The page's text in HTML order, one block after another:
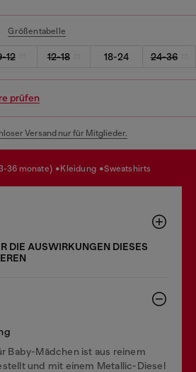
Größentabelle
12 12-18 18-24 24-36
prüfen
Versand nur für Mitglieder.
36 monate) kleidung sweatshirts
DIE AUSWIRKUNGEN DIESES
Baby-Mädchen ist aus reinem
und mit einem Metallic-Diesel